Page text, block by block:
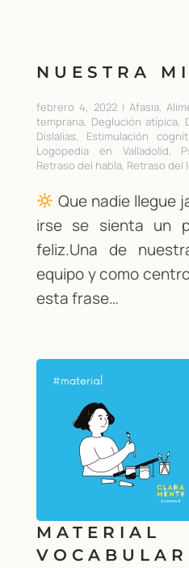
NUESTRA
febrero 4, 2022 | Afasia,
temprana, Deglución atípica,
Dislalias, Estimulación
Logopedia en Valladolid,
Retraso del habla, Retraso del
Que nadie llegue
irse se sienta un
feliz.Una de
equipo y como
esta frase…
MATERIAL